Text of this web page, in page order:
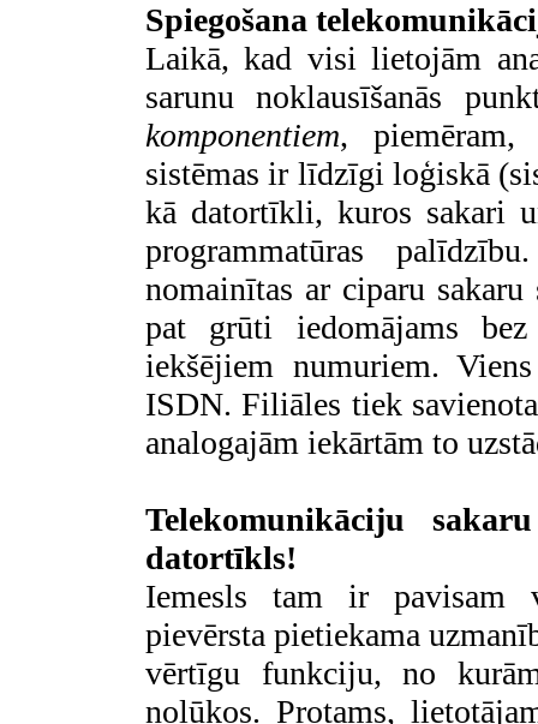
Spiegošana
Laikā, kad visi lietojām
sarunu noklausīšanās
komponentiem, piemēram,
sistēmas ir līdzīgi loģiskā
kā datortīkli, kuros sakari
programmatūras
nomainītas ar ciparu
pat grūti iedomājams
iekšējiem numuriem.
ISDN. Filiāles tiek
analogajām iekārtām to
Telekomunikāciju
datortīkls!
Iemesls tam ir pavisam
pievērsta pietiekama
vērtīgu funkciju, no
nolūkos. Protams,